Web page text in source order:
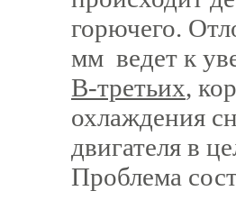
горючего.
мм ведет к
В-третьих,
охлаждения
двигателя в
Проблема